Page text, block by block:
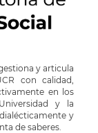
y articula
con calidad,
en los
y la
y
de saberes.